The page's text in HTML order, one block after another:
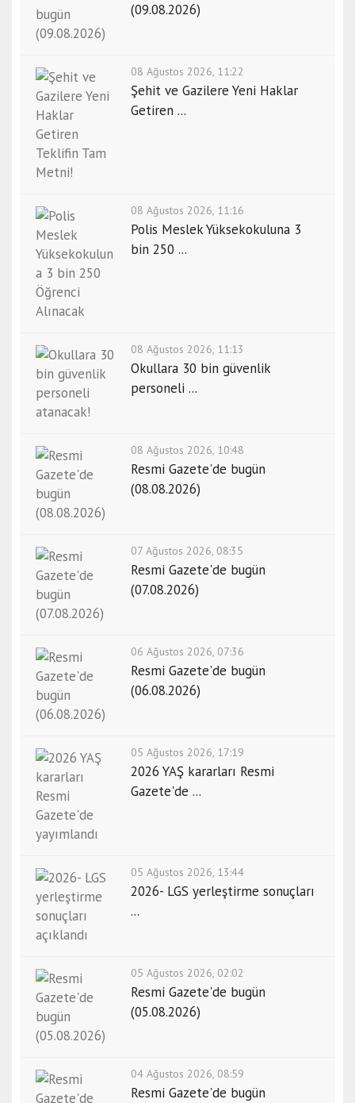
(09.08.2026)
08 Ağustos 2026, 11:22
Şehit ve Gazilere Yeni Haklar
Getiren ...
08 Ağustos 2026, 11:16
Polis Meslek Yüksekokuluna 3
bin 250 ...
08 Ağustos 2026, 11:13
Okullara 30 bin güvenlik
personeli ...
08 Ağustos 2026, 10:48
Resmi Gazete'de bugün
(08.08.2026)
07 Ağustos 2026, 08:35
Resmi Gazete'de bugün
(07.08.2026)
06 Ağustos 2026, 07:36
Resmi Gazete'de bugün
(06.08.2026)
05 Ağustos 2026, 17:19
2026 YAŞ kararları Resmi
Gazete'de ...
05 Ağustos 2026, 13:44
2026- LGS yerleştirme sonuçları
...
05 Ağustos 2026, 02:02
Resmi Gazete'de bugün
(05.08.2026)
04 Ağustos 2026, 08:59
Resmi Gazete'de bugün